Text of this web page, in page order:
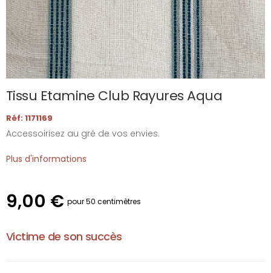
Tissu Etamine Club Rayures Aqua
Réf: 1171169
Accessoirisez au gré de vos envies.
Plus d'informations
9,00 € pour 50 centimètres
Victime de son succès